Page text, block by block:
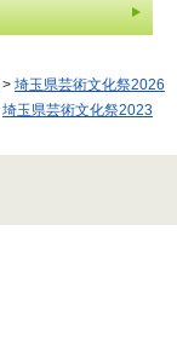
> 埼玉県芸術文化祭2026
埼玉県芸術文化祭2023